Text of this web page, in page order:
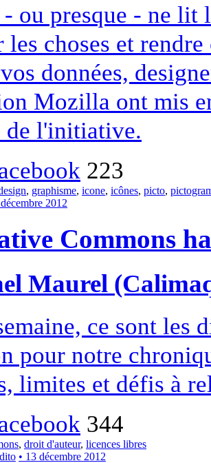
- ou presque - ne
choses et
données,
Mozilla ont mis
de l'initiative.
223
, graphisme, icone, icônes, picto,
2012
Commons
Maurel
ce sont les
pour notre
limites et défis à
344
, droit d'auteur, licences libres
• 13 décembre 2012